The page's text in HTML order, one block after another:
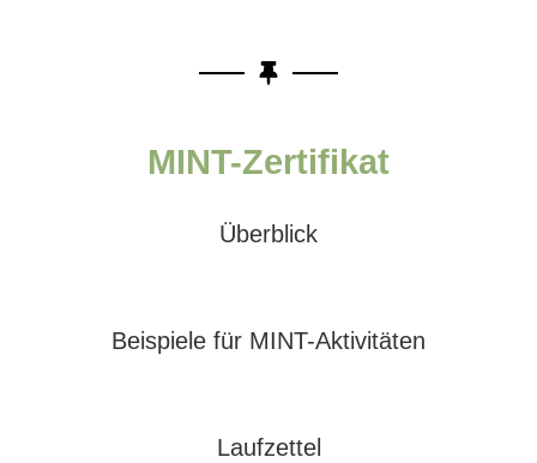
MINT-Zertifikat
Überblick
Beispiele für MINT-Aktivitäten
Laufzettel